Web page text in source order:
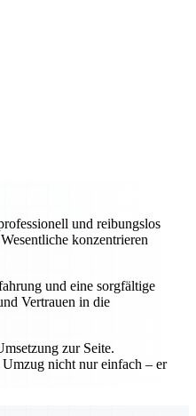
und reibungslos
konzentrieren
und eine sorgfältige
Vertrauen in die
zur Seite.
nicht nur einfach – er